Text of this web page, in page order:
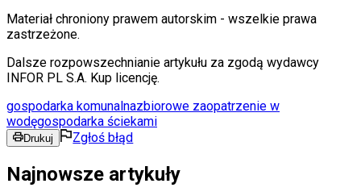
Materiał chroniony prawem autorskim - wszelkie prawa
zastrzeżone.
Dalsze rozpowszechnianie artykułu za zgodą wydawcy
INFOR PL S.A. Kup licencję.
gospodarka komunalnazbiorowe zaopatrzenie w
wodęgospodarka ściekami
Drukuj Zgłoś błąd
Najnowsze artykuły